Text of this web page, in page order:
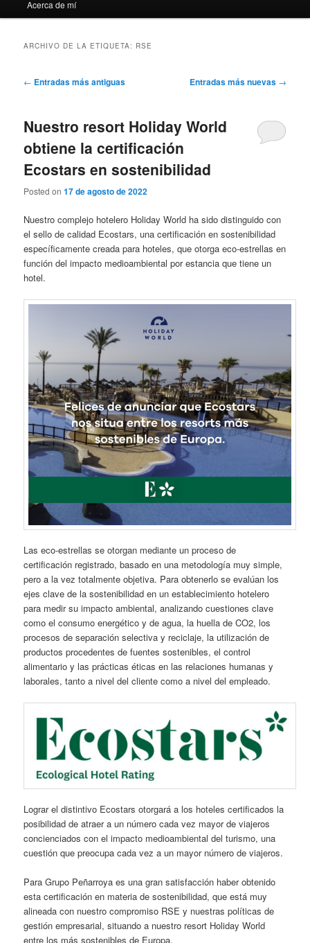
Acerca de mí
ARCHIVO DE LA ETIQUETA: RSE
Navegación
← Entradas más antiguas Entradas más nuevas →
Nuestro resort Holiday World
obtiene la certificación
Ecostars en sostenibilidad
Posted on17 de agosto de 2022
Nuestro complejo hotelero Holiday World ha sido distinguido con
el sello de calidad Ecostars, una certificación en sostenibilidad
específicamente creada para hoteles, que otorga eco-estrellas en
función del impacto medioambiental por estancia que tiene un
hotel.
Las eco-estrellas se otorgan mediante un proceso de
certificación registrado, basado en una metodología muy simple,
pero a la vez totalmente objetiva. Para obtenerlo se evalúan los
ejes clave de la sostenibilidad en un establecimiento hotelero
para medir su impacto ambiental, analizando cuestiones clave
como el consumo energético y de agua, la huella de CO2, los
procesos de separación selectiva y reciclaje, la utilización de
productos procedentes de fuentes sostenibles, el control
alimentario y las prácticas éticas en las relaciones humanas y
laborales, tanto a nivel del cliente como a nivel del empleado.
Lograr el distintivo Ecostars otorgará a los hoteles certificados la
posibilidad de atraer a un número cada vez mayor de viajeros
concienciados con el impacto medioambiental del turismo, una
cuestión que preocupa cada vez a un mayor número de viajeros.
Para Grupo Peñarroya es una gran satisfacción haber obtenido
esta certificación en materia de sostenibilidad, que está muy
alineada con nuestro compromiso RSE y nuestras políticas de
gestión empresarial, situando a nuestro resort Holiday World
entre los más sostenibles de Europa.